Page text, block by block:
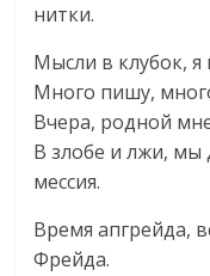
нитки.
Мысли в клубок,
Много пишу,
Вчера, родной
В злобе и лжи, мы
мессия.
Время апгрейда,
Фрейда.